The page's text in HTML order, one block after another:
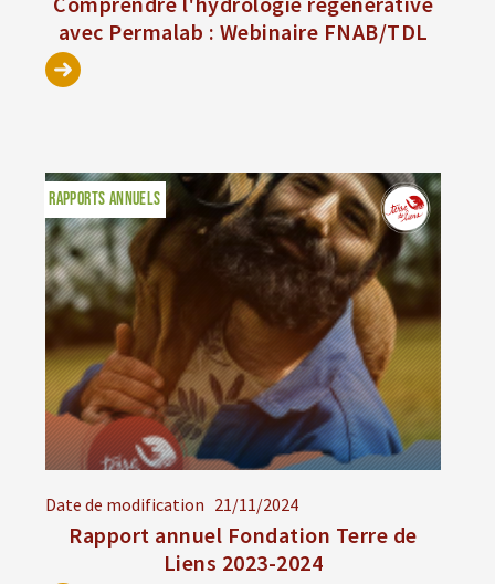
avec Permalab : Webinaire FNAB/TDL
Date de modification 21/11/2024
Rapport annuel Fondation Terre de
Liens 2023-2024
RAPPORTS ANNUELS